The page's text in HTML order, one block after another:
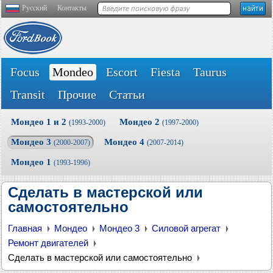
Русский Контакты
Focus Mondeo Escort Fiesta
Taurus
Transit
Прочие Статьи
Мондео 1 и 2 (1993-2000) Мондео 2 (1997-2000)
Мондео 3 (2000-2007) Мондео 4 (2007-2014)
Мондео 1 (1993-1996)
Сделать в мастерской или
самостоятельно
Главная Мондео Мондео 3
Силовой агрегат
Ремонт двигателей
Сделать в мастерской или самостоятельно